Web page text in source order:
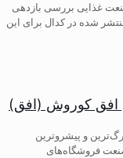
غذایی بررسی بازدهی
منتشر شده در کدال برای این
افق کوروش (افق)
و پیشروترین
فروشگاه‌های